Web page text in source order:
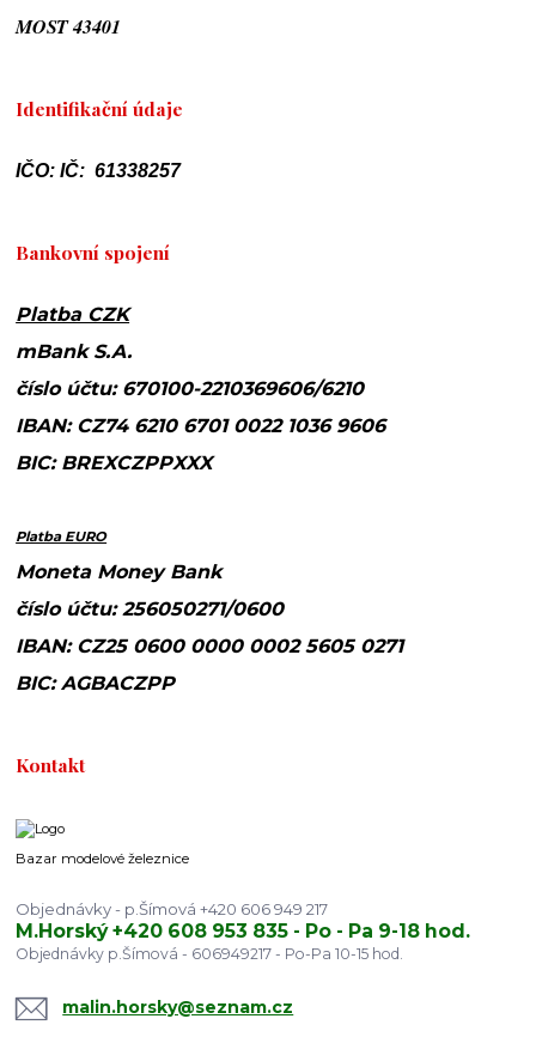
MOST 43401
Identifikační údaje
IČO: IČ: 61338257
Bankovní spojení
Platba CZK
mBank S.A.
číslo účtu: 670100-2210369606/6210
IBAN: CZ74 6210 6701 0022 1036 9606
BIC: BREXCZPPXXX
Platba EURO
Moneta Money Bank
číslo účtu: 256050271/0600
IBAN: CZ25 0600 0000 0002 5605 0271
BIC: AGBACZPP
Kontakt
Bazar modelové železnice
Objednávky - p.Šímová +420 606 949 217
M.Horský +420 608 953 835 - Po - Pa 9-18 hod.
Objednávky p.Šímová - 606949217 - Po-Pa 10-15 hod.
malin.horsky@seznam.cz